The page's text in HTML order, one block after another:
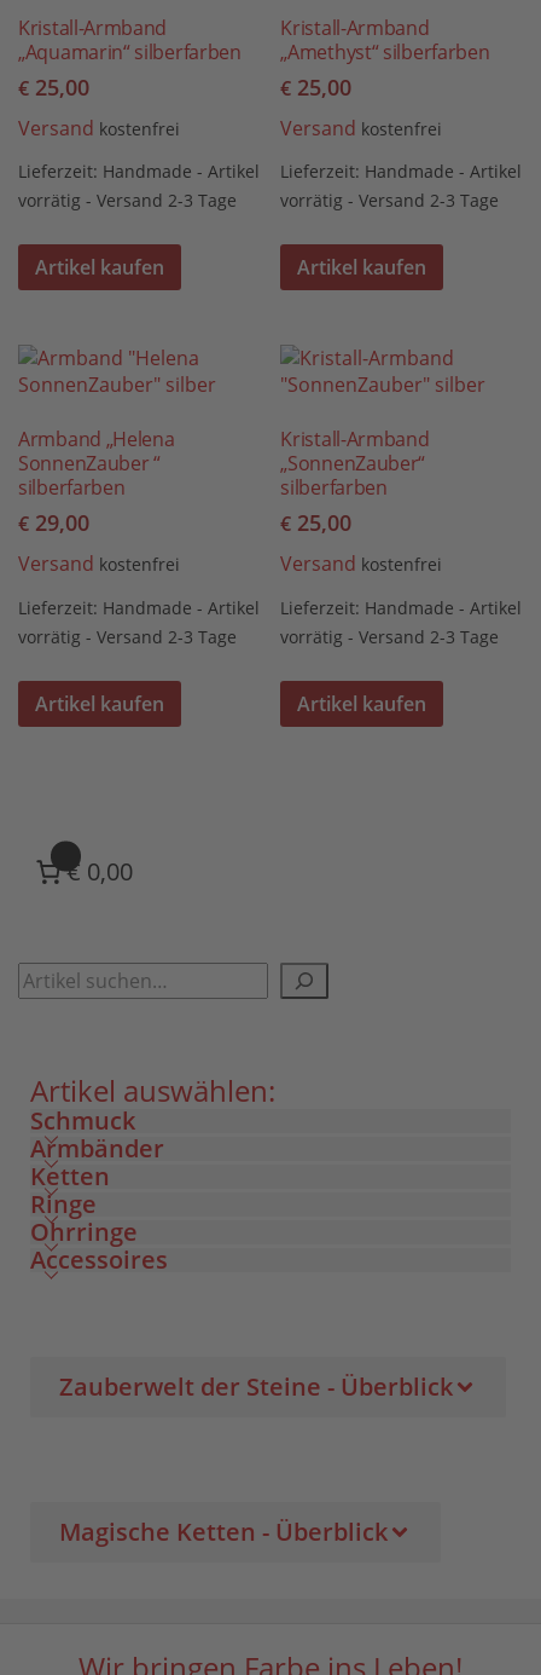
Kristall-Armband
„Aquamarin“ silberfarben
€ 25,00
Versand kostenfrei
Lieferzeit: Handmade - Artikel
vorrätig - Versand 2-3 Tage
Artikel kaufen
Kristall-Armband
„Amethyst“ silberfarben
€ 25,00
Versand kostenfrei
Lieferzeit: Handmade - Artikel
vorrätig - Versand 2-3 Tage
Artikel kaufen
Armband „Helena
SonnenZauber “
silberfarben
€ 29,00
Versand kostenfrei
Lieferzeit: Handmade - Artikel
vorrätig - Versand 2-3 Tage
Artikel kaufen
Kristall-Armband
„SonnenZauber“
silberfarben
€ 25,00
Versand kostenfrei
Lieferzeit: Handmade - Artikel
vorrätig - Versand 2-3 Tage
Artikel kaufen
€ 0,00
Artikel auswählen:
Schmuck
Armbänder
Ketten
Ringe
Ohrringe
Accessoires
Zauberwelt der Steine - Überblick
Magische Ketten - Überblick
Wir bringen Farbe ins Leben!